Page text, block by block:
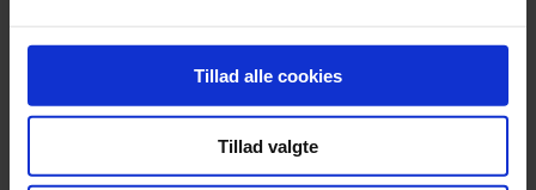
Tillad alle cookies
Tillad valgte
Nyhed